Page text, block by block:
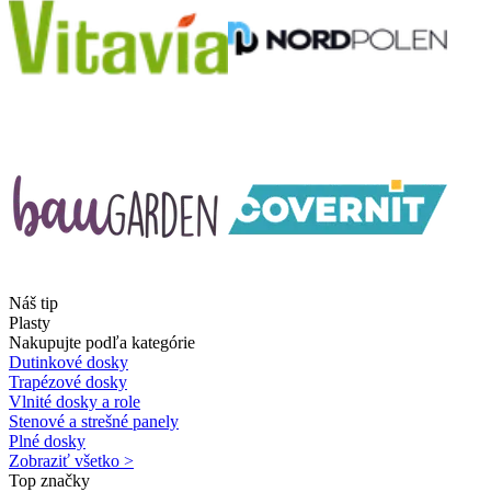
Náš tip
Plasty
Nakupujte podľa kategórie
Dutinkové dosky
Trapézové dosky
Vlnité dosky a role
Stenové a strešné panely
Plné dosky
Zobraziť všetko >
Top značky